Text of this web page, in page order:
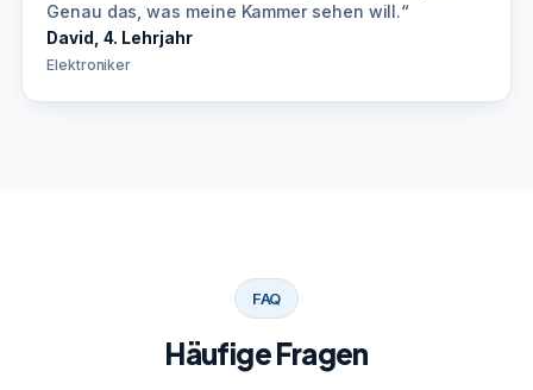
Genau das, was meine Kammer sehen will.“
David, 4. Lehrjahr
Elektroniker
FAQ
Häufige Fragen